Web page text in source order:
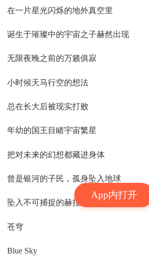
App内打开
在一片星光闪烁的地外真空里
诞生于璀璨中的宇宙之子赫然出现
无限夜晚之前的万籁俱寂
小时候天马行空的想法
总在长大后被现实打败
年幼的国王目睹宇宙繁星
把对未来的幻想都藏进身体
曾是银河的子民，孤身坠入地球
坠入不可捕捉的赫拉克利特的长河
苍穹
Blue Sky